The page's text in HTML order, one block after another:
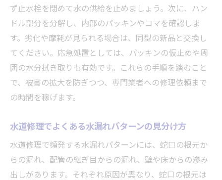
ず止水栓を閉めて水の供給を止めましょう。次に、ハン
ドル部分を分解し、内部のパッキンやコマを確認しま
す。劣化や摩耗が見られる場合は、同型の新品と交換し
てください。応急処置としては、パッキンの仮止めや周
囲の水分拭き取りも有効です。これらの手順を踏むこと
で、被害の拡大を防ぎつつ、専門業者への修理依頼まで
の時間を稼げます。
水道修理でよくある水漏れパターンの見分け方
水道修理で頻発する水漏れパターンには、蛇口の根元か
らの漏れ、配管の継ぎ目からの漏れ、壁や床からの滲み
出しがあります。それぞれ原因が異なり、蛇口の根元は